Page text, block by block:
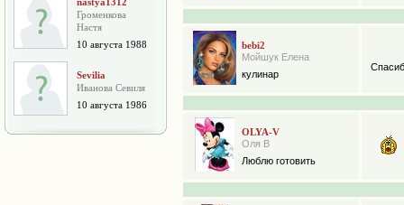
Громенкова
Настя
10 августа 1988
Sevilia
Иванова Севиля
10 августа 1986
bebi2
Мойшук Елена
кулинар
OLYA-V
Оля В
Люблю готовить